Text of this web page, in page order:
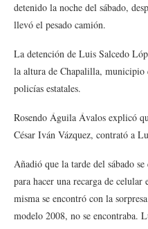
detenido la noche del sábado,
llevó el pesado camión.
La detención de Luis Salcedo
la altura de Chapalilla, municipio
policías estatales.
Rosendo Águila Ávalos explicó
César Iván Vázquez, contrató a
Añadió que la tarde del sábado
para hacer una recarga de
misma se encontró con la
modelo 2008, no se encontraba.